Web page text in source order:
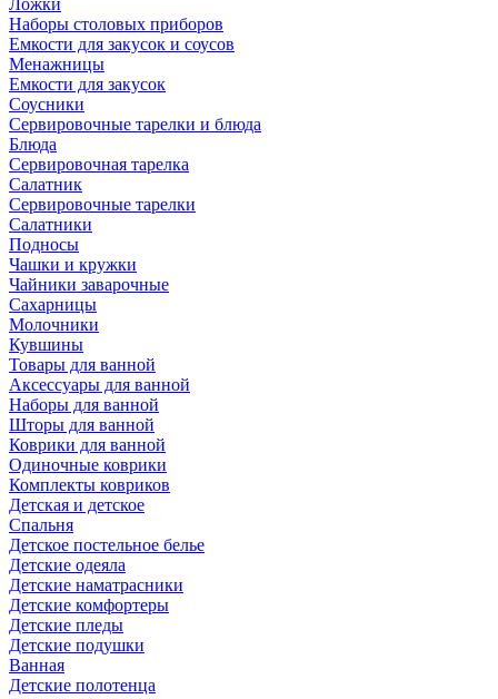
Ложки
Наборы столовых приборов
Емкости для закусок и соусов
Менажницы
Емкости для закусок
Соусники
Сервировочные тарелки и блюда
Блюда
Сервировочная тарелка
Салатник
Сервировочные тарелки
Салатники
Подносы
Чашки и кружки
Чайники заварочные
Сахарницы
Молочники
Кувшины
Товары для ванной
Аксессуары для ванной
Наборы для ванной
Шторы для ванной
Коврики для ванной
Одиночные коврики
Комплекты ковриков
Детская и детское
Спальня
Детское постельное белье
Детские одеяла
Детские наматрасники
Детские комфортеры
Детские пледы
Детские подушки
Ванная
Детские полотенца